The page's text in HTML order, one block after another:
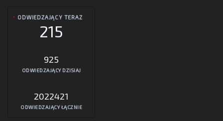
ODWIEDZAJĄCY TERAZ
215
925
ODWIEDZAJĄCY DZISIAJ
2022421
ODWIEDZAJĄCY ŁĄCZNIE